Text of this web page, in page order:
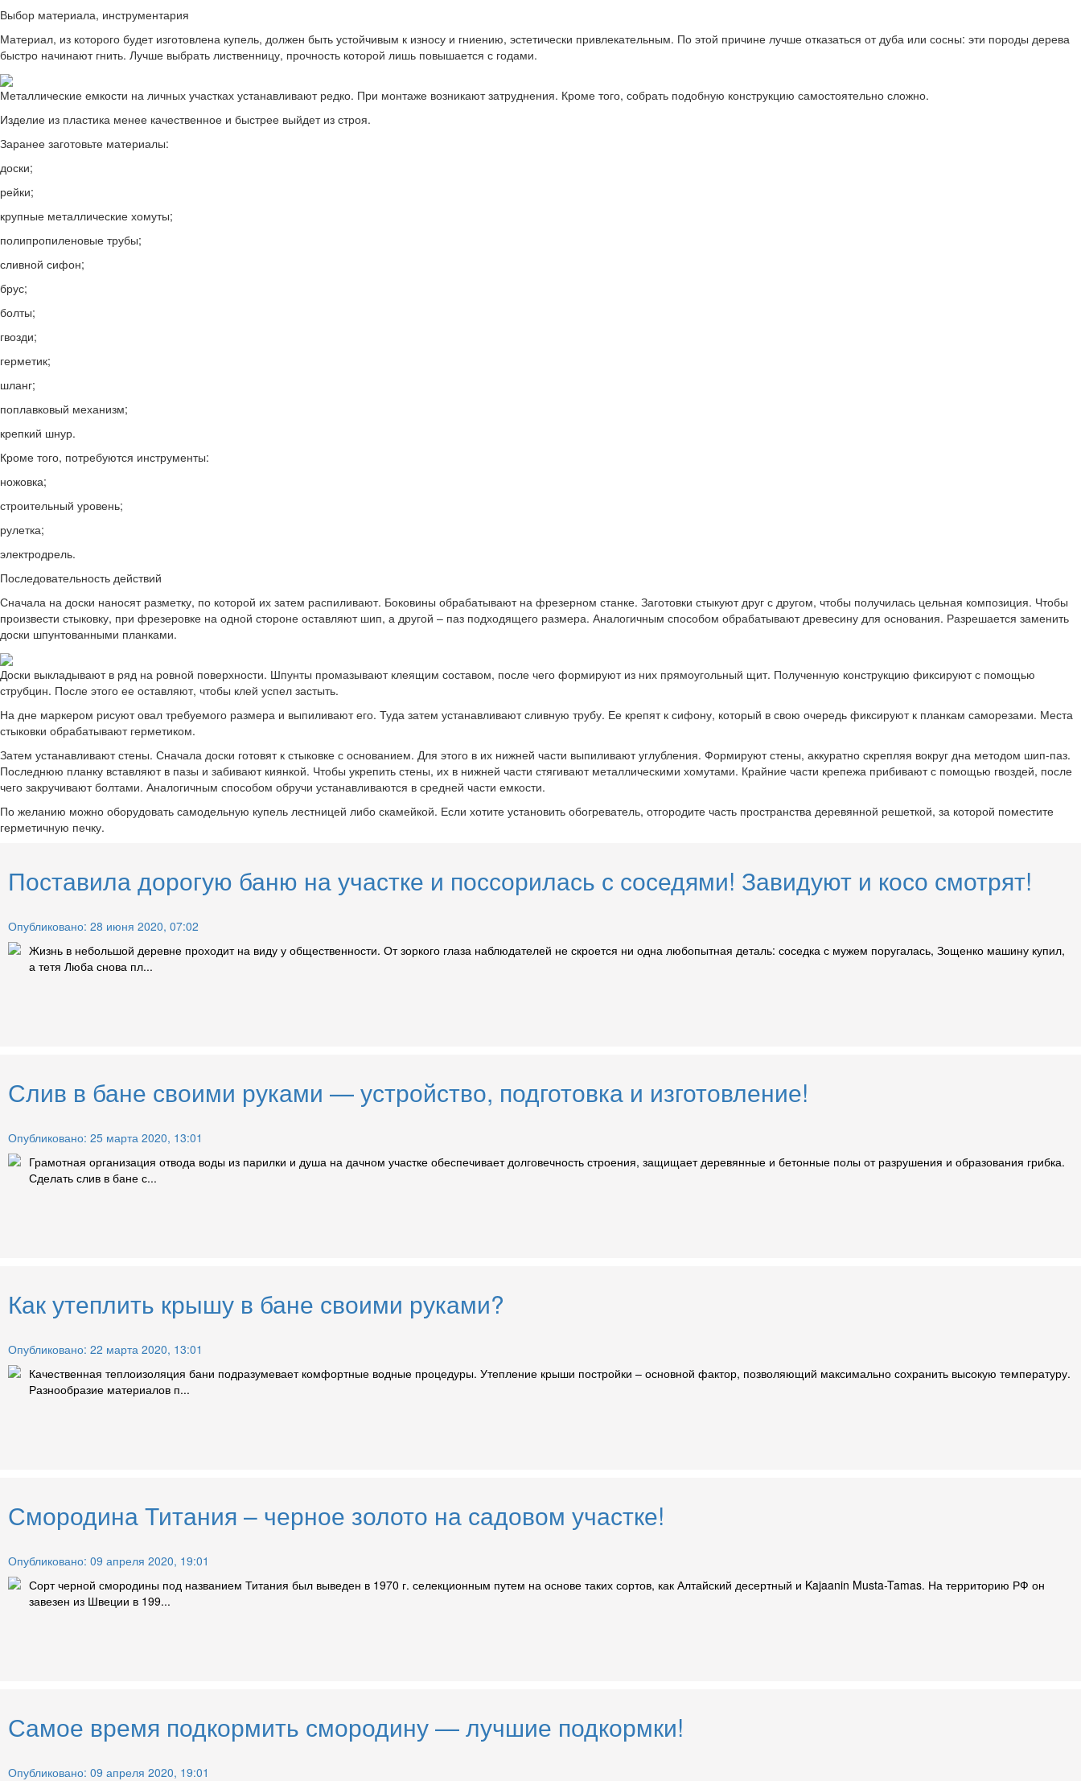
Выбор материала, инструментария
Материал, из которого будет изготовлена купель, должен быть устойчивым к износу и гниению, эстетически привлекательным. По этой причине лучше отказаться от дуба или сосны: эти породы дерева
быстро начинают гнить. Лучше выбрать лиственницу, прочность которой лишь повышается с годами.
Металлические емкости на личных участках устанавливают редко. При монтаже возникают затруднения. Кроме того, собрать подобную конструкцию самостоятельно сложно.
Изделие из пластика менее качественное и быстрее выйдет из строя.
Заранее заготовьте материалы:
доски;
рейки;
крупные металлические хомуты;
полипропиленовые трубы;
сливной сифон;
брус;
болты;
гвозди;
герметик;
шланг;
поплавковый механизм;
крепкий шнур.
Кроме того, потребуются инструменты:
ножовка;
строительный уровень;
рулетка;
электродрель.
Последовательность действий
Сначала на доски наносят разметку, по которой их затем распиливают. Боковины обрабатывают на фрезерном станке. Заготовки стыкуют друг с другом, чтобы получилась цельная композиция. Чтобы
произвести стыковку, при фрезеровке на одной стороне оставляют шип, а другой – паз подходящего размера. Аналогичным способом обрабатывают древесину для основания. Разрешается заменить
доски шпунтованными планками.
Доски выкладывают в ряд на ровной поверхности. Шпунты промазывают клеящим составом, после чего формируют из них прямоугольный щит. Полученную конструкцию фиксируют с помощью
струбцин. После этого ее оставляют, чтобы клей успел застыть.
На дне маркером рисуют овал требуемого размера и выпиливают его. Туда затем устанавливают сливную трубу. Ее крепят к сифону, который в свою очередь фиксируют к планкам саморезами. Места
стыковки обрабатывают герметиком.
Затем устанавливают стены. Сначала доски готовят к стыковке с основанием. Для этого в их нижней части выпиливают углубления. Формируют стены, аккуратно скрепляя вокруг дна методом шип-паз.
Последнюю планку вставляют в пазы и забивают киянкой. Чтобы укрепить стены, их в нижней части стягивают металлическими хомутами. Крайние части крепежа прибивают с помощью гвоздей, после
чего закручивают болтами. Аналогичным способом обручи устанавливаются в средней части емкости.
По желанию можно оборудовать самодельную купель лестницей либо скамейкой. Если хотите установить обогреватель, отгородите часть пространства деревянной решеткой, за которой поместите
герметичную печку.
Поставила дорогую баню на участке и поссорилась с соседями! Завидуют и косо смотрят!
Опубликовано: 28 июня 2020, 07:02
Жизнь в небольшой деревне проходит на виду у общественности. От зоркого глаза наблюдателей не скроется ни одна любопытная деталь: соседка с мужем поругалась, Зощенко машину купил,
а тетя Люба снова пл...
Слив в бане своими руками — устройство, подготовка и изготовление!
Опубликовано: 25 марта 2020, 13:01
Грамотная организация отвода воды из парилки и душа на дачном участке обеспечивает долговечность строения, защищает деревянные и бетонные полы от разрушения и образования грибка.
Сделать слив в бане с...
Как утеплить крышу в бане своими руками?
Опубликовано: 22 марта 2020, 13:01
Качественная теплоизоляция бани подразумевает комфортные водные процедуры. Утепление крыши постройки – основной фактор, позволяющий максимально сохранить высокую температуру.
Разнообразие материалов п...
Смородина Титания – черное золото на садовом участке!
Опубликовано: 09 апреля 2020, 19:01
Сорт черной смородины под названием Титания был выведен в 1970 г. селекционным путем на основе таких сортов, как Алтайский десертный и Kajaanin Musta-Tamas. На территорию РФ он
завезен из Швеции в 199...
Самое время подкормить смородину — лучшие подкормки!
Опубликовано: 09 апреля 2020, 19:01